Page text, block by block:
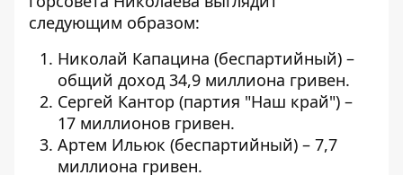
следующим образом:
Николай Капацина (беспартийный) –
общий доход 34,9 миллиона гривен.
Сергей Кантор (партия "Наш край") –
17 миллионов гривен.
Артем Ильюк (беспартийный) – 7,7
миллиона гривен.